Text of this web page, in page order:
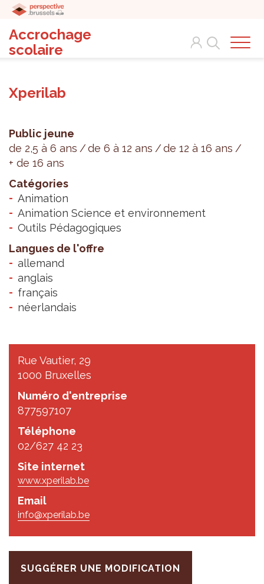
Accrochage
scolaire
Search
Xperilab
Public jeune
de 2,5 à 6 ans
de 6 à 12 ans
de 12 à 16 ans
+ de 16 ans
Catégories
Animation
Animation Science et environnement
Outils Pédagogiques
Langues de l'offre
allemand
anglais
français
néerlandais
Rue Vautier, 29
1000 Bruxelles
Numéro d'entreprise
877597107
Téléphone
02/627 42 23
Site internet
www.xperilab.be
Email
info@xperilab.be
SUGGÉRER UNE MODIFICATION